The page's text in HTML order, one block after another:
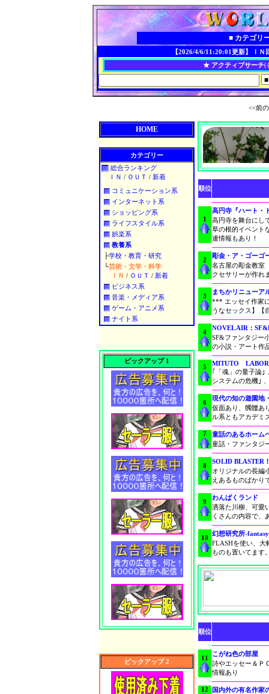
■ カテゴリ
【2026/4/6/11:20:01更新】
Ｉ
★ アクティブサーチ(
<<前
HOME
カテゴリー
総合ランキング
ＩＮ / ＯＵＴ / 新着
コミュニケーション系
インターネット系
ショッピング系
ライフスタイル系
娯楽系
教養系
├学校・教育・研究
└芸術・文学・科学
ＩＮ / ＯＵＴ / 新着
ビジネス系
音楽・メディア系
ゲーム・アニメ系
ナイト系
ピックアップ 1
ピックアップ 2
順位
1
高円寺『ハート・
高円寺を舞台にし
草の根的イベント
連情報もあり！
2
彫金・ア・ゴーゴ
名古屋の彫金教室
クセサリーが作れ
3
まちかリニューア
*** エッセイ作家
うなセックス】【
4
NOVEL AIR：
SF&ファンタジー
の小説・アート作
5
MITUTO
｢「魂」の量子論｣
システムの危機｣
6
現代の知の遊園地
仮面あり、髑髏あ
ル系ともアカデミ
7
童話のあるホーム
童話・ファンタジ
8
SOLID BLASTER
オリジナルの長編
えあるものばかり
9
わんぱくランド
洒落た川柳、可愛
くさんの内容で、
10
幻想研究所-
FLASHを使い、大
ものも置いてます
順位
11
こがね色の部屋
詩やエッセー＆Ｐ
情報あり
12
国内外の有名作家